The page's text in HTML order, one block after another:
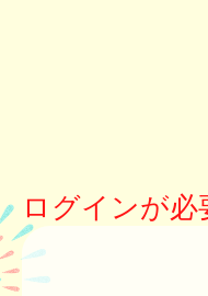
ログインが必